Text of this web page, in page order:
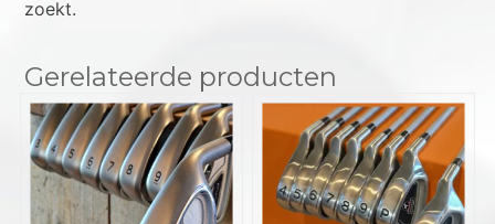
zoekt.
Gerelateerde producten